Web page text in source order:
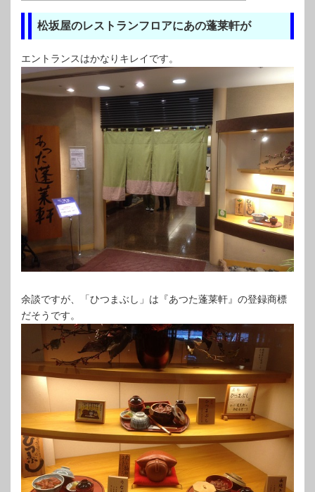
松坂屋のレストランフロアにあの蓬莱軒が
エントランスはかなりキレイです。
余談ですが、「ひつまぶし」は『あつた蓬莱軒』の登録商標
だそうです。